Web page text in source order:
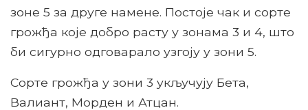
зоне 5 за друге намене. Постоје чак и сорте
грожђа које добро расту у зонама 3 и 4, што
би сигурно одговарало узгоју у зони 5.
Сорте грожђа у зони 3 укључују Бета,
Валиант, Морден и Атцан.